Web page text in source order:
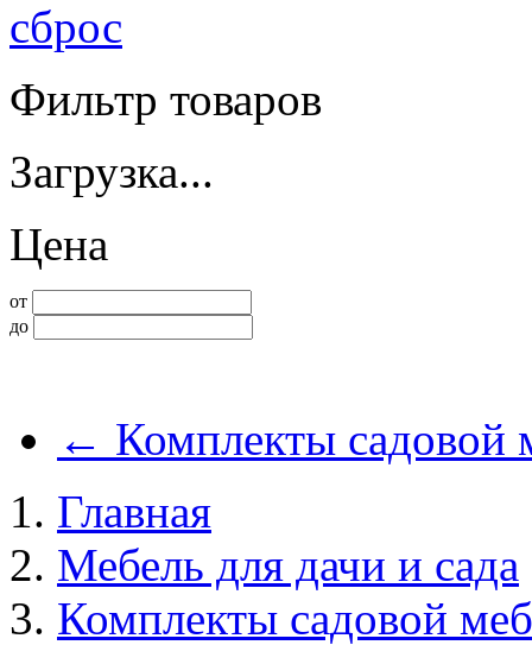
сброс
Фильтр товаров
Загрузка...
Цена
от
до
← Комплекты садовой
Главная
Мебель для дачи и сада
Комплекты садовой